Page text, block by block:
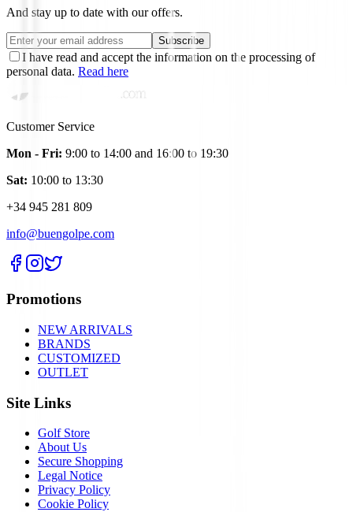
And stay up to date with our offers.
Subscribe
I have read and accept the information on the processing of
personal data. Read here
Customer Service
Mon - Fri: 9:00 to 14:00 and 16:00 to 19:30
Sat: 10:00 to 13:30
+34 945 281 809
info@buengolpe.com
Promotions
NEW ARRIVALS
BRANDS
CUSTOMIZED
OUTLET
Site Links
Golf Store
About Us
Secure Shopping
Legal Notice
Privacy Policy
Cookie Policy